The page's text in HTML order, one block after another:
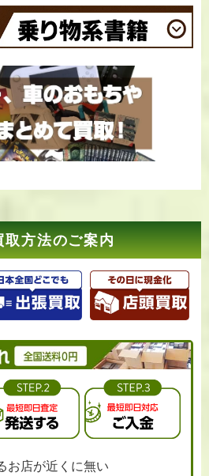
取方法のご案内
お店が近くに無い